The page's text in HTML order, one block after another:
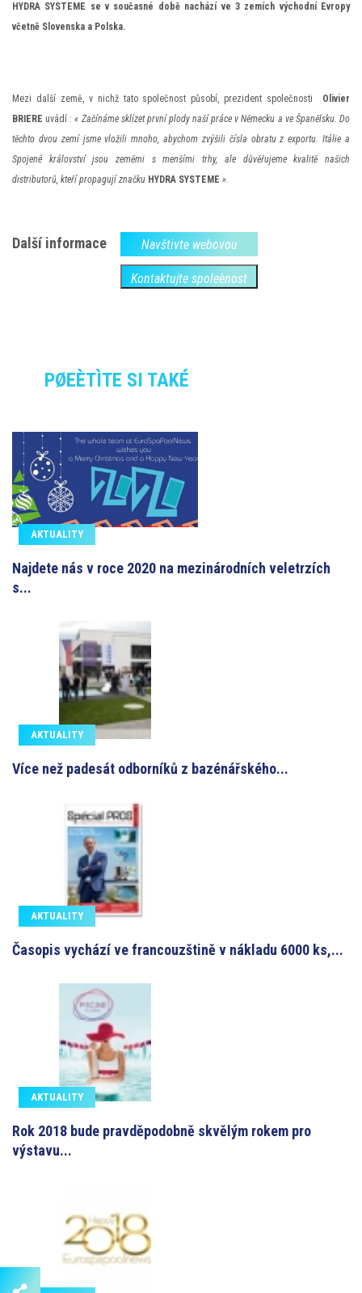
HYDRA SYSTEME se v současné době nachází ve 3 zemích východní Evropy
včetně Slovenska a Polska.
Mezi další země, v nichž tato společnost působí, prezident společnosti Olivier
BRIERE uvádí :« Začínáme sklízet první plody naší práce v Německu a ve Španělsku. Do
těchto dvou zemí jsme vložili mnoho, abychom zvýšili čísla obratu z exportu. Itálie a
Spojené království jsou zeměmi s menšími trhy, ale důvěřujeme kvalitě našich
distributorů, kteří propagují značku HYDRA SYSTEME ».
Další informace Navštivte webovou
Kontaktujte spoleènost
PØEÈTÌTE SI TAKÉ
AKTUALITY
Najdete nás v roce 2020 na mezinárodních veletrzích
s...
AKTUALITY
Více než padesát odborníků z bazénářského...
AKTUALITY
Časopis vychází ve francouzštině v nákladu 6000 ks,...
AKTUALITY
Rok 2018 bude pravděpodobně skvělým rokem pro
výstavu...